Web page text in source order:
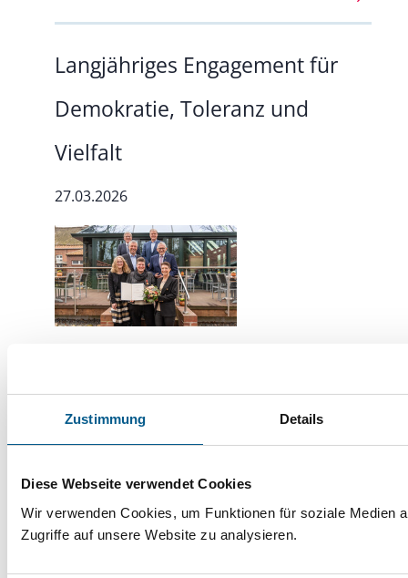
Zustimmung Details
Diese Webseite verwendet Cookies
Wir verwenden Cookies, um Funktionen für soziale Medien
Zugriffe auf unsere Website zu analysieren.
Langjähriges Engagement für
Demokratie, Toleranz und
Vielfalt
27.03.2026
Verdienstmedaille der Bundesrepublik
Deutschland ausgezeichnet worden.
Tag der Nachbarschaft